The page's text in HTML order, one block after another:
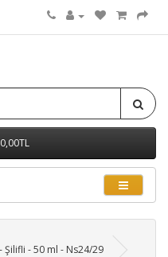
Şilifli - 50 ml - Ns24/29